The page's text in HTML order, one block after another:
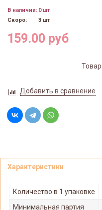
В наличии: 0 шт
Скоро:
3 шт
159.00 руб
Товар
Добавить в сравнение
Характеристики
Количество в 1 упаковке
Минимальная партия